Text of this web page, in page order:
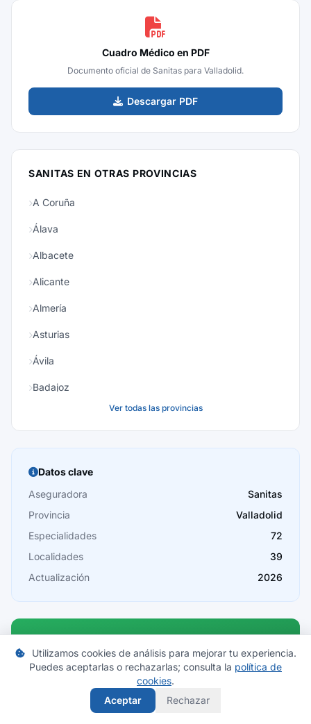
Cuadro Médico en PDF
Documento oficial de Sanitas para Valladolid.
Descargar PDF
SANITAS EN OTRAS PROVINCIAS
A Coruña
Álava
Albacete
Alicante
Almería
Asturias
Ávila
Badajoz
Burgos
Cáceres
Cádiz
Cantabria
Castellón
Córdoba
Ver todas las provincias
Datos clave
Aseguradora
Sanitas
Provincia
Valladolid
Especialidades
72
Localidades
39
Actualización
2026
Compara seguros en Valladolid
Encuentra las mejores ofertas de seguros de salud en tu
Utilizamos cookies de análisis para mejorar tu experiencia.
Puedes aceptarlas o rechazarlas; consulta la política de
cookies.
Aceptar
Rechazar